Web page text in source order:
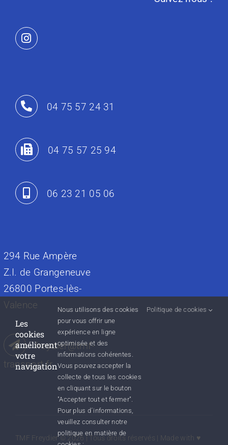
04 75 57 24 31
04 75 57 25 94
06 23 21 05 06
294 Rue Ampère
Z.I. de Grangeneuve
26800 Portes-lès-
Valence
freydier@tmf-
transport.fr
TMF Freydier ©2026 | Tous droits réservés | Made with ♥
Les
cookies
améliorent
votre
navigation
Nous utilisons des cookies
pour vous offrir une
expérience en ligne
optimisée et des
informations cohérentes.
Vous pouvez accepter la
collecte de tous les cookies
en cliquant sur le bouton
"Accepter tout et fermer".
Pour plus d´informations,
veuillez consulter notre
politique en matière de
Politique de cookies